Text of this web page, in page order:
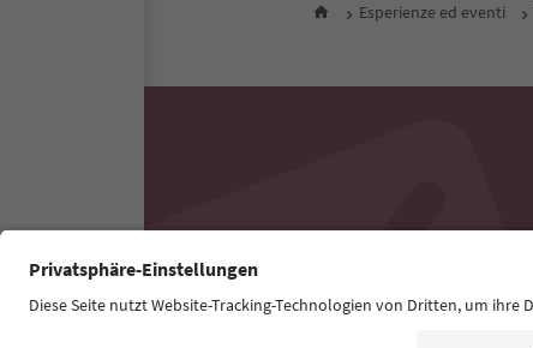
Esperienze ed eventi